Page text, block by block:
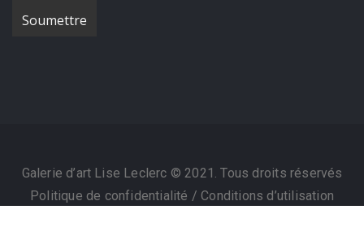
Galerie d’art Lise Leclerc © 2021. Tous droits réservés
Politique de confidentialité /Conditions d’utilisation